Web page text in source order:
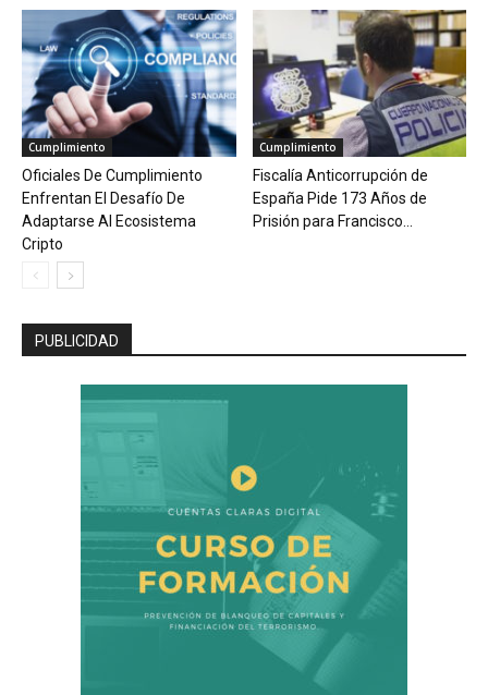
Cumplimiento
Oficiales De Cumplimiento
Enfrentan El Desafío De
Adaptarse Al Ecosistema
Cripto
Cumplimiento
Fiscalía Anticorrupción de
España Pide 173 Años de
Prisión para Francisco...
PUBLICIDAD